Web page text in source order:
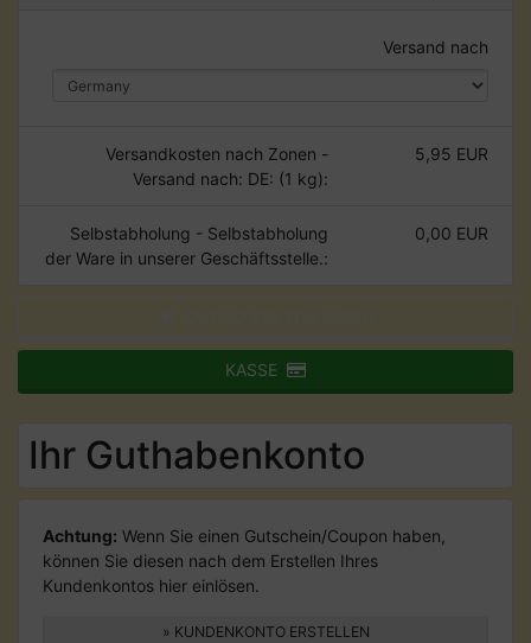
Versand nach
Versandkosten nach Zonen -
Versand nach: DE: (1 kg):
5,95 EUR
Selbstabholung - Selbstabholung
der Ware in unserer Geschäftsstelle.:
0,00 EUR
KASSE
Ihr Guthabenkonto
Achtung: Wenn Sie einen Gutschein/Coupon haben,
können Sie diesen nach dem Erstellen Ihres
Kundenkontos hier einlösen.
» KUNDENKONTO ERSTELLEN